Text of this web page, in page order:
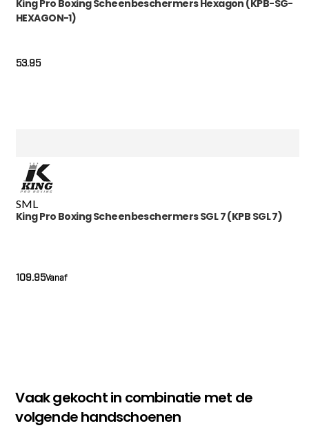
King Pro Boxing Scheenbeschermers Hexagon (KPB-SG-
HEXAGON-1)
53.95
SML
King Pro Boxing Scheenbeschermers SGL 7 (KPB SGL 7)
Vanaf
109.95
Vaak gekocht in combinatie met de
volgende handschoenen